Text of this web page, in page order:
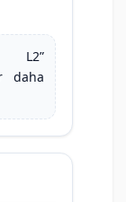
L2”
daha